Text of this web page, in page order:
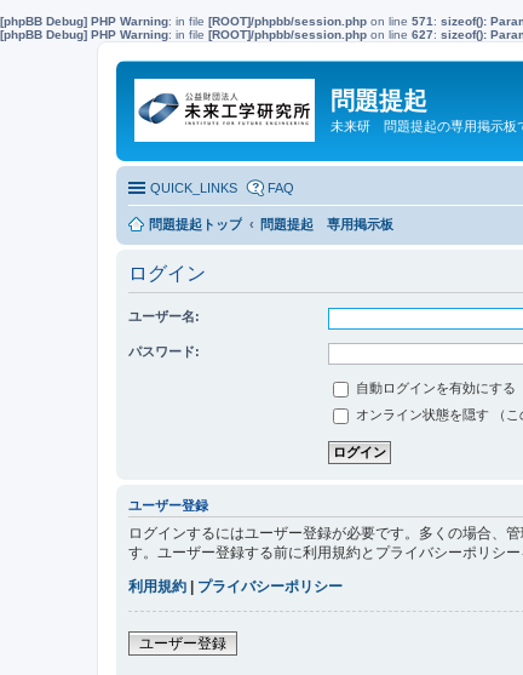
[phpBB Debug] PHP Warning: in file [ROOT]/phpbb/session.php on line 571 : sizeof():
[phpBB Debug] PHP Warning: in file [ROOT]/phpbb/session.php on line 627: sizeof():
問題提起
未来研 問題提起の専用掲示板
QUICK_LINKS FAQ
問題提起トップ 問題提起 専用掲示板
ログイン
ユーザー名:
パスワード:
自動ログインを有効にする
オンライン状態を隠す （こ
ユーザー登録
ログインするにはユーザー登録が必要です。多くの場合、
す。ユーザー登録する前に利用規約とプライバシーポリシ
利用規約
プライバシーポリシー
ユーザー登録